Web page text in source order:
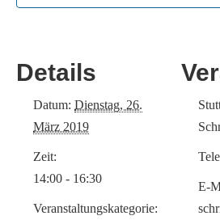
Details
Datum: Dienstag, 26.
März 2019
Zeit:
14:00 - 16:30
Veranstaltungskategorie:
E-